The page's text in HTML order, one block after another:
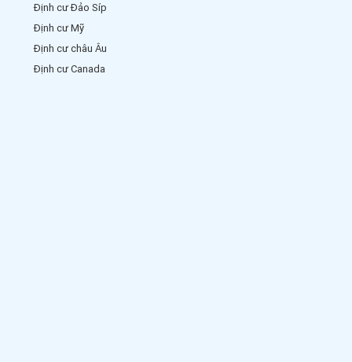
Định cư Đảo Síp
Định cư Mỹ
Định cư châu Âu
Định cư Canada